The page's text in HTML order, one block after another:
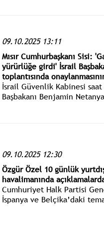
09.10.2025 13:11
Mısır Cumhurbaşkanı Sisi:
yürürlüğe girdi' İsrail
toplantısında
İsrail Güvenlik Kabinesi saat
Başbakanı Benjamin
09.10.2025 12:30
Özgür Özel 10 günlük
havalimanında
Cumhuriyet Halk Partisi
İspanya ve Belçika’daki